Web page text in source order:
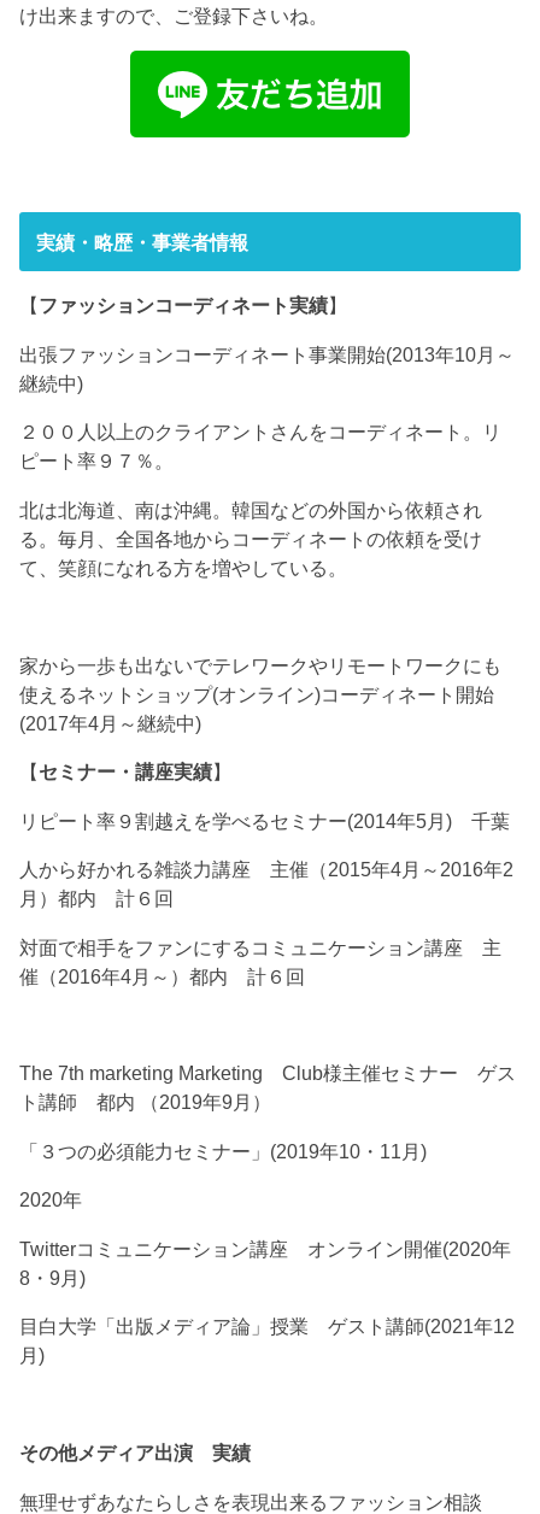
け出来ますので、ご登録下さいね。
実績・略歴・事業者情報
【 ファッションコーディネート実績】
出張ファッションコーディネート事業開始(2013年10月～
継続中)
２００人以上のクライアントさんをコーディネート。リ
ピート率９７％。
北は北海道、南は沖縄。韓国などの外国から依頼され
る。毎月、全国各地からコーディネートの依頼を受け
て、笑顔になれる方を増やしている。
家から一歩も出ないでテレワークやリモートワークにも
使えるネットショップ(オンライン)コーディネート開始
(2017年4月～継続中)
【セミナー・講座実績】
リピート率９割越えを学べるセミナー(2014年5月) 千葉
人から好かれる雑談力講座 主催（2015年4月～2016年2
月）都内 計６回
対面で相手をファンにするコミュニケーション講座 主
催（2016年4月～）都内 計６回
The 7th marketing Marketing Club様主催セミナー ゲス
ト講師 都内 （2019年9月）
「３つの必須能力セミナー」(2019年10・11月)
2020年
Twitterコミュニケーション講座 オンライン開催(2020年
8・9月)
目白大学「出版メディア論」授業 ゲスト講師(2021年12
月)
その他メディア出演 実績
無理せずあなたらしさを表現出来るファッション相談